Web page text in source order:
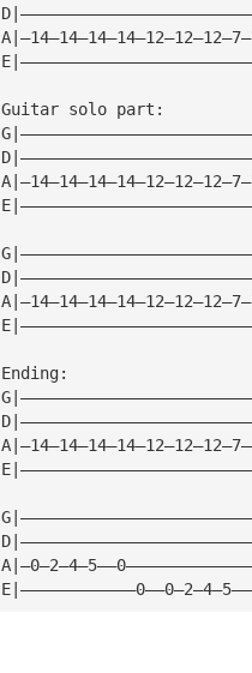
Guitar solo part:
Ending: